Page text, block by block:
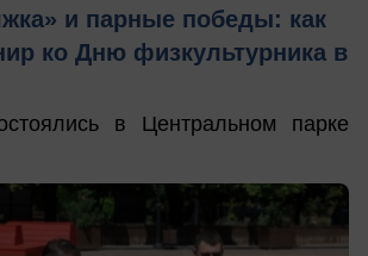
и парные победы: как
ко Дню физкультурника в
в Центральном парке